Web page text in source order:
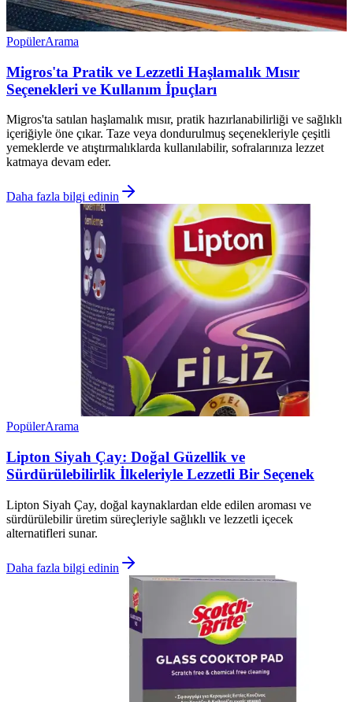
PopülerArama
Migros'ta Pratik ve Lezzetli Haşlamalık Mısır
Seçenekleri ve Kullanım İpuçları
Migros'ta satılan haşlamalık mısır, pratik hazırlanabilirliği ve sağlıklı
içeriğiyle öne çıkar. Taze veya dondurulmuş seçenekleriyle çeşitli
yemeklerde ve atıştırmalıklarda kullanılabilir, sofralarınıza lezzet
katmaya devam eder.
Daha fazla bilgi edinin
PopülerArama
Lipton Siyah Çay: Doğal Güzellik ve
Sürdürülebilirlik İlkeleriyle Lezzetli Bir Seçenek
Lipton Siyah Çay, doğal kaynaklardan elde edilen aroması ve
sürdürülebilir üretim süreçleriyle sağlıklı ve lezzetli içecek
alternatifleri sunar.
Daha fazla bilgi edinin